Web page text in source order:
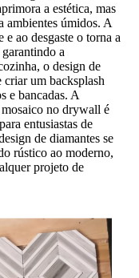
a estética, mas
ambientes úmidos. A
ao desgaste o torna a
a
o design de
criar um backsplash
e bancadas. A
mosaico no drywall é
entusiastas de
de diamantes se
rústico ao moderno,
projeto de